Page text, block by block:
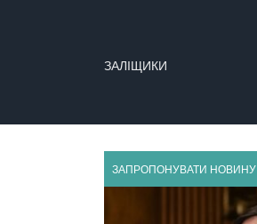
ЗАЛІЩИКИ
ЗАПРОПОНУВАТИ НОВИНУ